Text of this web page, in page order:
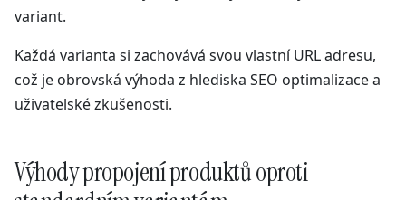
variant.
Každá varianta si zachovává svou vlastní URL adresu,
což je obrovská výhoda z hlediska SEO optimalizace a
uživatelské zkušenosti.
Výhody propojení produktů oproti